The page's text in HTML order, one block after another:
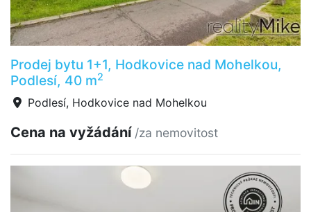
Prodej bytu 1+1, Hodkovice nad Mohelkou,
Podlesí, 40 m2
Podlesí, Hodkovice nad Mohelkou
Cena na vyžádání /za nemovitost